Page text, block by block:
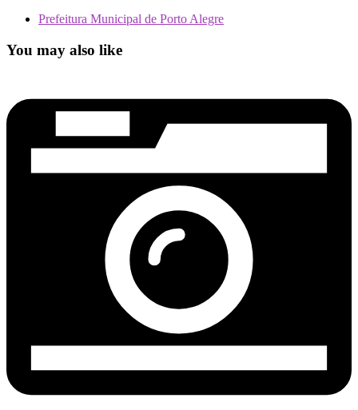
Prefeitura Municipal de Porto Alegre
You may also like